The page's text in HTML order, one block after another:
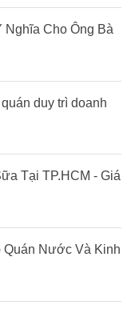
Nghĩa Cho Ông Bà
duy trì doanh
Tại TP.HCM - Giá
Quán Nước Và Kinh